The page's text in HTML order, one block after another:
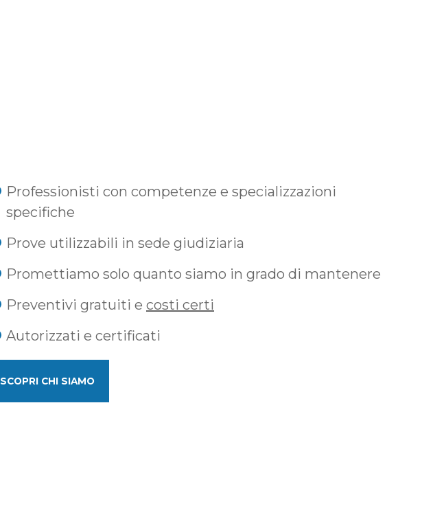
Professionisti con competenze e specializzazioni
specifiche
Prove utilizzabili in sede giudiziaria
Promettiamo solo quanto siamo in grado di mantenere
Preventivi gratuiti e costi certi
Autorizzati e certificati
SCOPRI CHI SIAMO